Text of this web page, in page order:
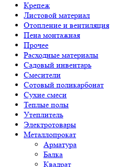
Крепеж
Листовой материал
Отопление и вентиляция
Пена монтажная
Прочее
Расходные материалы
Садовый инвентарь
Смесители
Сотовый поликарбонат
Сухие смеси
Теплые полы
Утеплитель
Электротовары
Металлопрокат
Арматура
Балка
Квадрат